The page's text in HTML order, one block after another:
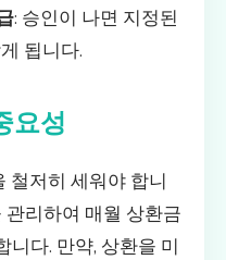
: 승인이 나면 지정된
됩니다.
요성
철저히 세워야 합니
리하여 매월 상환금
니다. 만약, 상환을 미